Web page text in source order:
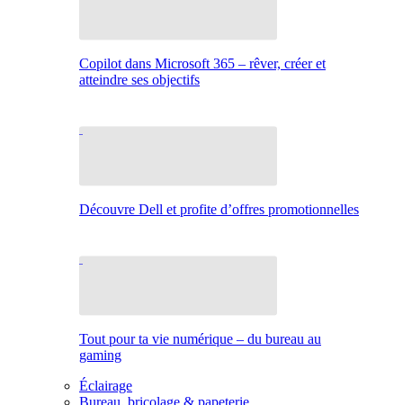
Copilot dans Microsoft 365 – rêver, créer et
atteindre ses objectifs
Découvre Dell et profite d’offres promotionnelles
Tout pour ta vie numérique – du bureau au
gaming
Éclairage
Bureau, bricolage & papeterie